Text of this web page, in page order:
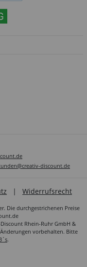
discount.de
| Widerrufsrecht
Die durchgestrichenen Preise
Rhein-Ruhr GmbH &
vorbehalten. Bitte
.